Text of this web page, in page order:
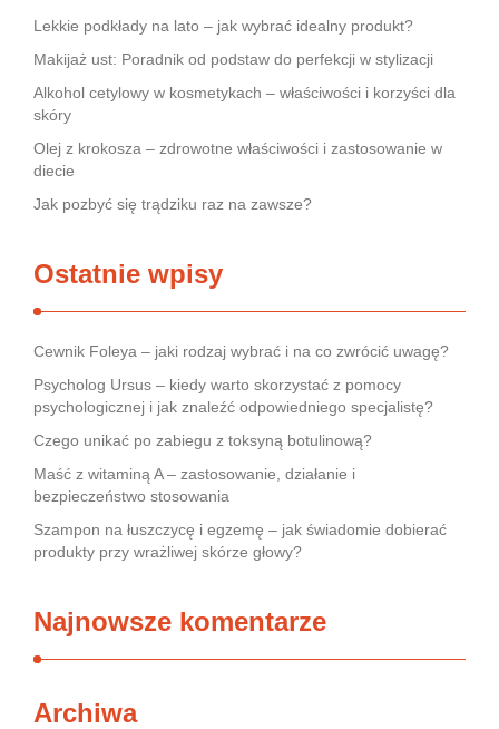
Lekkie podkłady na lato – jak wybrać idealny produkt?
Makijaż ust: Poradnik od podstaw do perfekcji w stylizacji
Alkohol cetylowy w kosmetykach – właściwości i korzyści dla
skóry
Olej z krokosza – zdrowotne właściwości i zastosowanie w
diecie
Jak pozbyć się trądziku raz na zawsze?
Ostatnie wpisy
Cewnik Foleya – jaki rodzaj wybrać i na co zwrócić uwagę?
Psycholog Ursus – kiedy warto skorzystać z pomocy
psychologicznej i jak znaleźć odpowiedniego specjalistę?
Czego unikać po zabiegu z toksyną botulinową?
Maść z witaminą A – zastosowanie, działanie i
bezpieczeństwo stosowania
Szampon na łuszczycę i egzemę – jak świadomie dobierać
produkty przy wrażliwej skórze głowy?
Najnowsze komentarze
Archiwa